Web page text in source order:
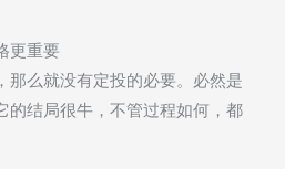
更重要
那么就没有定投的必要。必然是
的结局很牛，不管过程如何，都